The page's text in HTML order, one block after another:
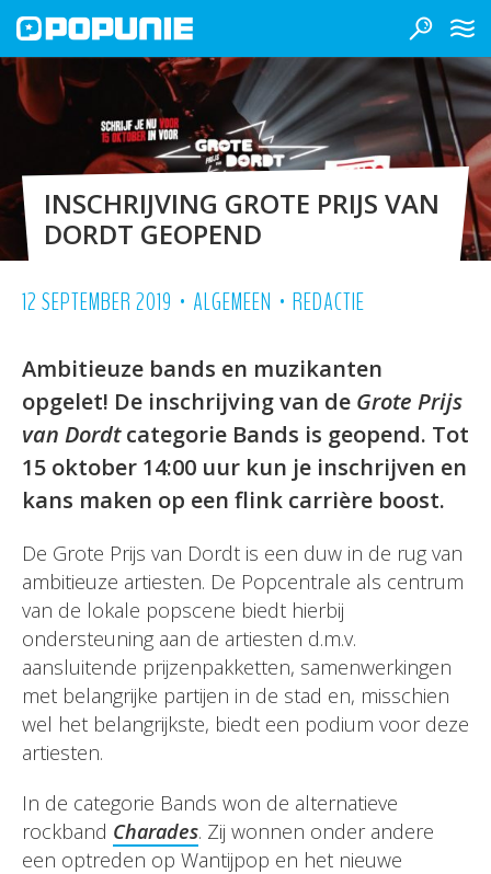
INSCHRIJVING GROTE PRIJS VAN
DORDT GEOPEND
12 SEPTEMBER 2019 • ALGEMEEN • REDACTIE
Ambitieuze bands en muzikanten
opgelet! De inschrijving van de Grote Prijs
van Dordtcategorie Bands is geopend. Tot
15 oktober 14:00 uur kun je inschrijven en
kans maken op een flink carrière boost.
De Grote Prijs van Dordt is een duw in de rug van
ambitieuze artiesten. De Popcentrale als centrum
van de lokale popscene biedt hierbij
ondersteuning aan de artiesten d.m.v.
aansluitende prijzenpakketten, samenwerkingen
met belangrijke partijen in de stad en, misschien
wel het belangrijkste, biedt een podium voor deze
artiesten.
In de categorie Bands won de alternatieve
rockband Charades. Zij wonnen onder andere
een optreden op Wantijpop en het nieuwe